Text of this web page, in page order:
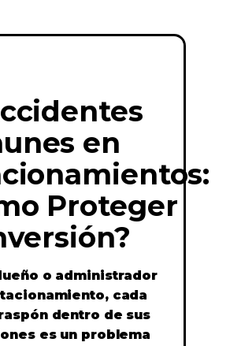
en
Proteger
o administrador
cada
dentro de sus
es un problema